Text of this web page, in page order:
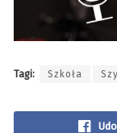
Tagi: Szkoła